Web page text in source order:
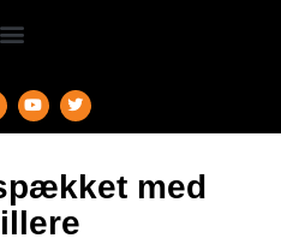
med